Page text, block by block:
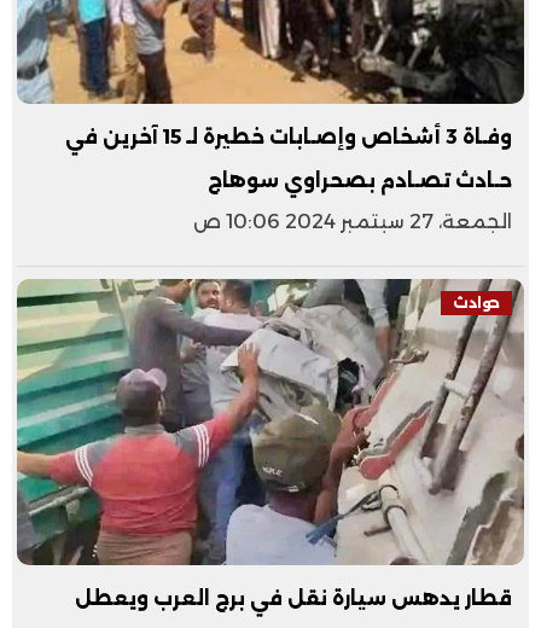
وفـاة 3 أشخاص وإصـابات خطيرة لـ 15 آخرين في
حـادث تصـادم بصحراوي سوهاج
الجمعة، 27 سبتمبر 2024 10:06 ص
حوادث
قطار يدهس سيارة نقل في برج العرب ويعطل